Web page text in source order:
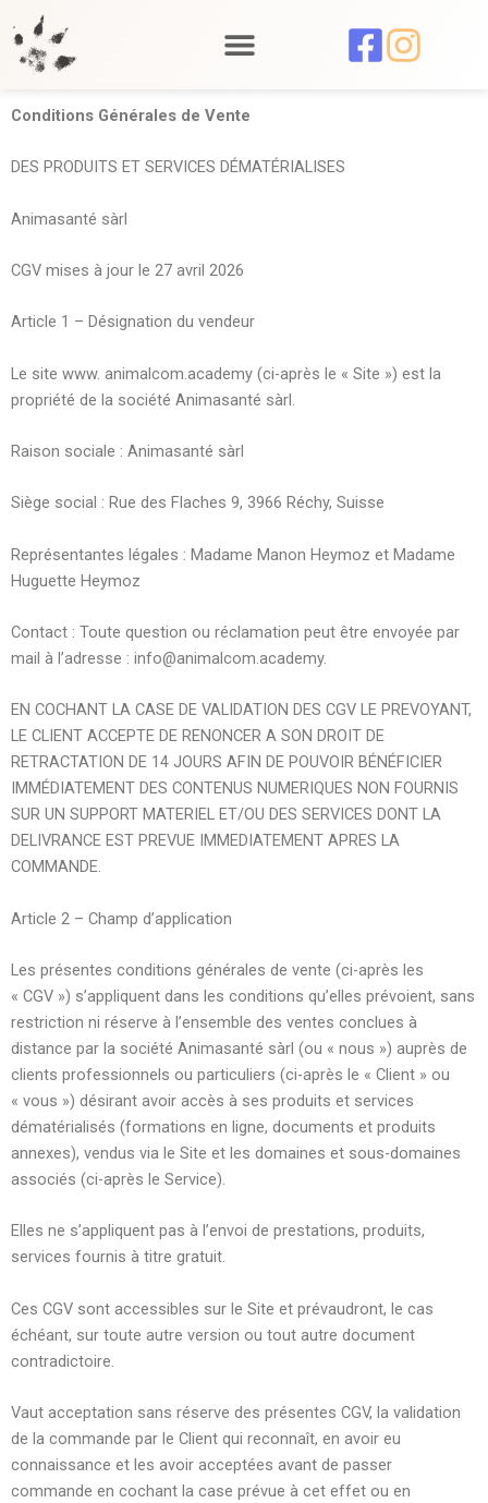
au
contenu
Conditions Générales de Vente
DES PRODUITS ET SERVICES DÉMATÉRIALISES
Animasanté sàrl
CGV mises à jour le 27 avril 2026
Article 1 – Désignation du vendeur
Le site www. animalcom.academy (ci-après le « Site ») est la
propriété de la société Animasanté sàrl.
Raison sociale : Animasanté sàrl
Siège social : Rue des Flaches 9, 3966 Réchy, Suisse
Représentantes légales : Madame Manon Heymoz et Madame
Huguette Heymoz
Contact : Toute question ou réclamation peut être envoyée par
mail à l’adresse : info@animalcom.academy.
EN COCHANT LA CASE DE VALIDATION DES CGV LE PREVOYANT,
LE CLIENT ACCEPTE DE RENONCER A SON DROIT DE
RETRACTATION DE 14 JOURS AFIN DE POUVOIR BÉNÉFICIER
IMMÉDIATEMENT DES CONTENUS NUMERIQUES NON FOURNIS
SUR UN SUPPORT MATERIEL ET/OU DES SERVICES DONT LA
DELIVRANCE EST PREVUE IMMEDIATEMENT APRES LA
COMMANDE.
Article 2 – Champ d’application
Les présentes conditions générales de vente (ci-après les
« CGV ») s’appliquent dans les conditions qu’elles prévoient, sans
restriction ni réserve à l’ensemble des ventes conclues à
distance par la société Animasanté sàrl (ou « nous ») auprès de
clients professionnels ou particuliers (ci-après le « Client » ou
« vous ») désirant avoir accès à ses produits et services
dématérialisés (formations en ligne, documents et produits
annexes), vendus via le Site et les domaines et sous-domaines
associés (ci-après le Service).
Elles ne s’appliquent pas à l’envoi de prestations, produits,
services fournis à titre gratuit.
Ces CGV sont accessibles sur le Site et prévaudront, le cas
échéant, sur toute autre version ou tout autre document
contradictoire.
Vaut acceptation sans réserve des présentes CGV, la validation
de la commande par le Client qui reconnaît, en avoir eu
connaissance et les avoir acceptées avant de passer
commande en cochant la case prévue à cet effet ou en